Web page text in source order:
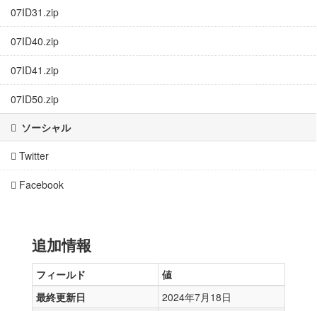
07ID31.zip
07ID40.zip
07ID41.zip
07ID50.zip
ソーシャル
Twitter
Facebook
追加情報
フィールド
値
最終更新日
2024年7月18日